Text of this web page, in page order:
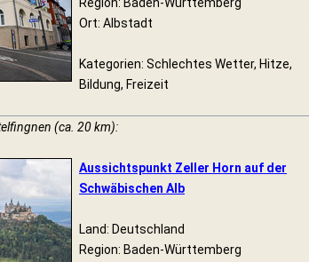
Ort: Albstadt
Kategorien: Schlechtes Wetter, Hitze,
Bildung, Freizeit
(ca. 20 km):
Aussichtspunkt Zeller Horn auf der
Schwäbischen Alb
Land: Deutschland
Region: Baden-Württemberg